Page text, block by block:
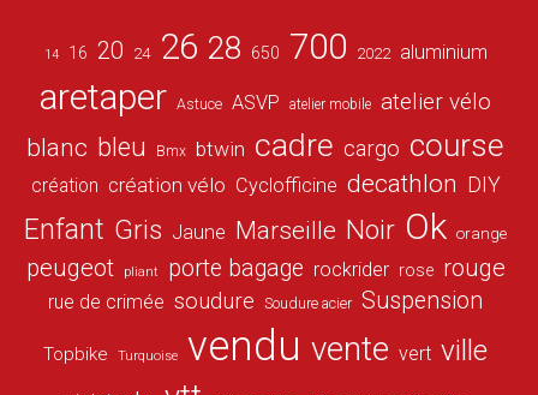
14 16 20 24 26 28 650 700 2022 aluminium
aretaper Astuce ASVP atelier mobile atelier vélo
blanc bleu Bmx btwin cadre cargo course
création création vélo Cyclofficine decathlon DIY
Enfant Gris Jaune Marseille Noir Ok orange
peugeot pliant porte bagage rockrider rose rouge
rue de crimée soudure Soudure acier Suspension
Topbike Turquoise vendu vente vert ville